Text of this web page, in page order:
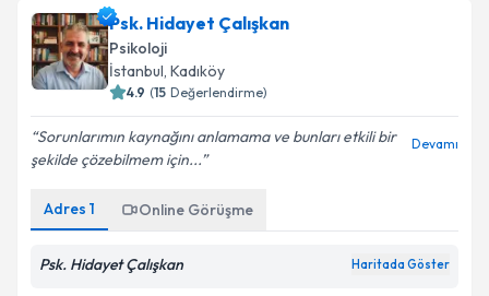
için bir takvim hazırlandığında e-posta ile
bilgilendireceğiz.
E-posta Adresiniz
Metni'ni okudum ve kişisel verilerimin belirtilen
Psk. Hidayet Çalışkan
Psikoloji
İstanbul, Kadıköy
4.9 (15 Değerlendirme)
Sorunlarımın kaynağını anlamama ve bunları etkili bir
şekilde çözebilmem için...
Devamı
Adres 1 Online Görüşme
Psk. Hidayet Çalışkan Haritada Göster